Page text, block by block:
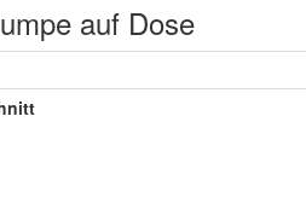
auf Dose